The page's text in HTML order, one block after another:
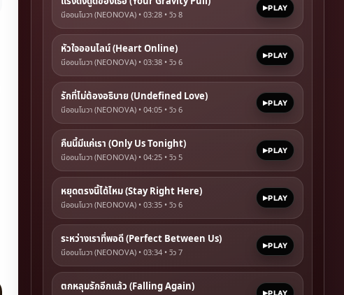
นีออนโนวา (NEONOVA) • 03:28 • วิว 8
PLAY
หัวใจออนไลน์ (Heart Online)
นีออนโนวา (NEONOVA) • 03:38 • วิว 6
PLAY
รักที่ไม่ต้องอธิบาย (Undefined Love)
นีออนโนวา (NEONOVA) • 04:05 • วิว 6
PLAY
คืนนี้มีแค่เรา (Only Us Tonight)
นีออนโนวา (NEONOVA) • 04:25 • วิว 5
PLAY
หยุดตรงนี้ได้ไหม (Stay Right Here)
นีออนโนวา (NEONOVA) • 03:35 • วิว 6
PLAY
ระหว่างเราที่พอดี (Perfect Between Us)
นีออนโนวา (NEONOVA) • 03:34 • วิว 7
PLAY
ตกหลุมรักอีกแล้ว (Falling Again)
PLAY